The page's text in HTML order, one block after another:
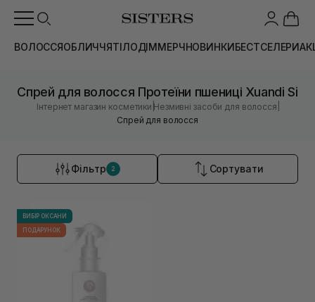
ВОЛОССЯОБЛИЧЧЯТІЛОДІММЕРЧНОВИНКИБЕСТСЕЛЕРИ
Спрей для волосся Протеїни пшениці Xuandi Si
Інтернет магазин косметики |Незмивні засоби для волосся
Спрей для волосся
Фільтр 2 Сортувати
ВИБІР ОКСАНИ
ПОДАРУНОК